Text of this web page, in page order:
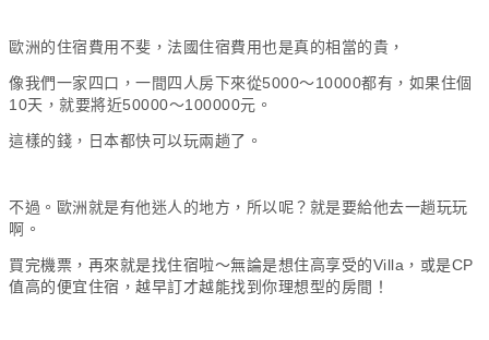
歐洲的住宿費用不斐，法國住宿費用也是真的相當的貴，
像我們一家四口，一間四人房下來從5000～10000都有，如果住個
10天，就要將近50000～100000元。
這樣的錢，日本都快可以玩兩趟了。
不過。歐洲就是有他迷人的地方，所以呢？就是要給他去一趟玩玩
啊。
買完機票，再來就是找住宿啦～無論是想住高享受的Villa，或是CP
值高的便宜住宿，越早訂才越能找到你理想型的房間！